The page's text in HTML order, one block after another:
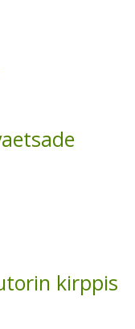
kirppis